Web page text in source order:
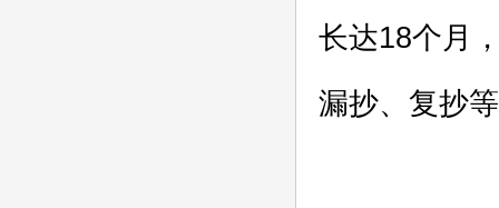
长达18个月
漏抄、复抄